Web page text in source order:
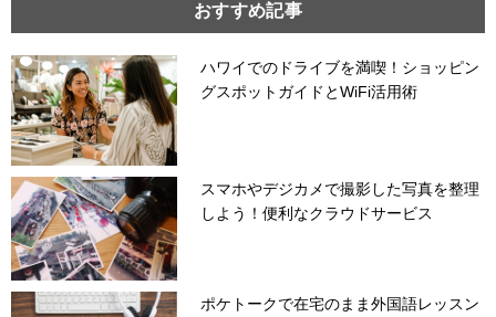
おすすめ記事
ハワイでのドライブを満喫！ショッピン
グスポットガイドとWiFi活用術
スマホやデジカメで撮影した写真を整理
しよう！便利なクラウドサービス
ポケトークで在宅のまま外国語レッスン